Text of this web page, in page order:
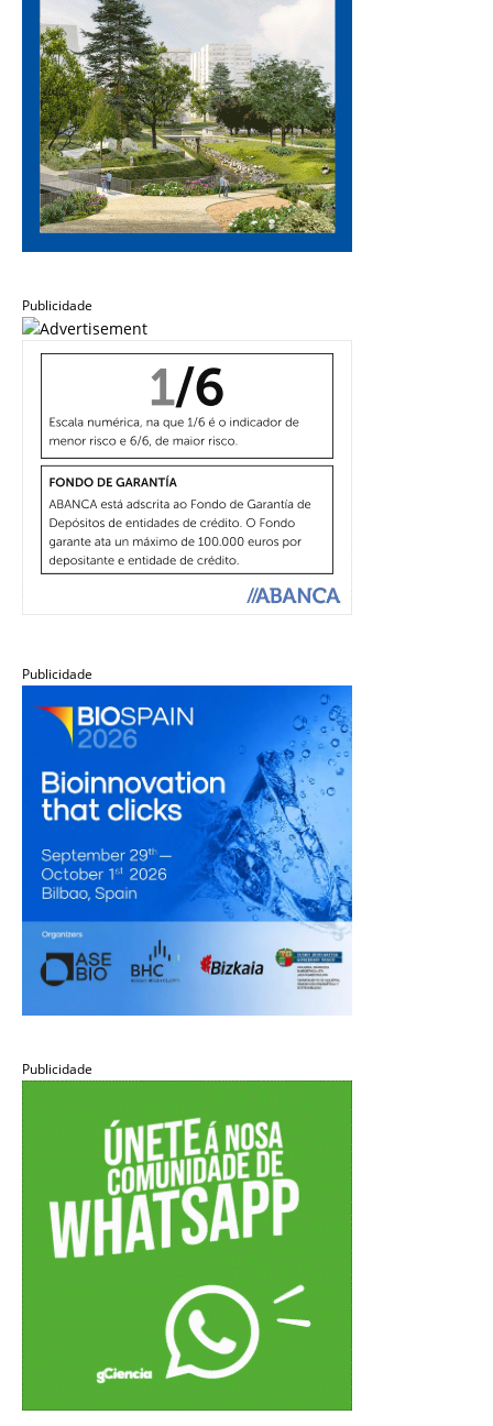
Publicidade
Publicidade
Publicidade